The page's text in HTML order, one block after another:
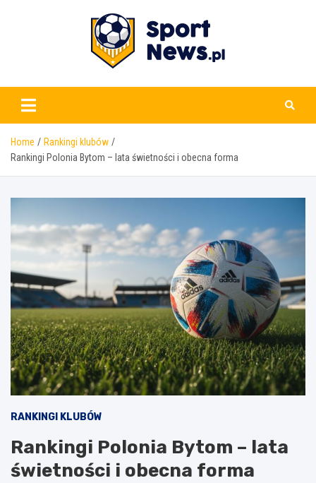
www.sportnews.pl
Home
Rankingi klubów
Rankingi Polonia Bytom – lata świetności i obecna forma
RANKINGI KLUBÓW
Rankingi Polonia Bytom – lata
świetności i obecna forma